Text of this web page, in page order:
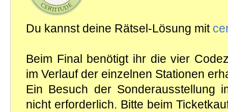
Du kannst deine Rätsel-Lösung mit
Beim Final benötigt ihr die vier
im Verlauf der einzelnen Stationen
Ein Besuch der Sonderausstellung
nicht erforderlich. Bitte beim